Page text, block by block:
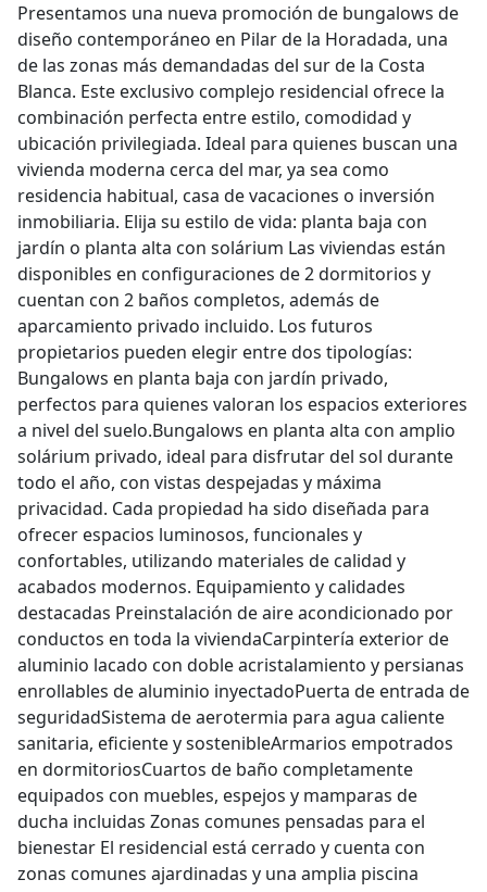
Presentamos una nueva promoción de bungalows de
diseño contemporáneo en Pilar de la Horadada, una
de las zonas más demandadas del sur de la Costa
Blanca. Este exclusivo complejo residencial ofrece la
combinación perfecta entre estilo, comodidad y
ubicación privilegiada. Ideal para quienes buscan una
vivienda moderna cerca del mar, ya sea como
residencia habitual, casa de vacaciones o inversión
inmobiliaria. Elija su estilo de vida: planta baja con
jardín o planta alta con solárium Las viviendas están
disponibles en configuraciones de 2 dormitorios y
cuentan con 2 baños completos, además de
aparcamiento privado incluido. Los futuros
propietarios pueden elegir entre dos tipologías:
Bungalows en planta baja con jardín privado,
perfectos para quienes valoran los espacios exteriores
a nivel del suelo.Bungalows en planta alta con amplio
solárium privado, ideal para disfrutar del sol durante
todo el año, con vistas despejadas y máxima
privacidad. Cada propiedad ha sido diseñada para
ofrecer espacios luminosos, funcionales y
confortables, utilizando materiales de calidad y
acabados modernos. Equipamiento y calidades
destacadas Preinstalación de aire acondicionado por
conductos en toda la viviendaCarpintería exterior de
aluminio lacado con doble acristalamiento y persianas
enrollables de aluminio inyectadoPuerta de entrada de
seguridadSistema de aerotermia para agua caliente
sanitaria, eficiente y sostenibleArmarios empotrados
en dormitoriosCuartos de baño completamente
equipados con muebles, espejos y mamparas de
ducha incluidas Zonas comunes pensadas para el
bienestar El residencial está cerrado y cuenta con
zonas comunes ajardinadas y una amplia piscina